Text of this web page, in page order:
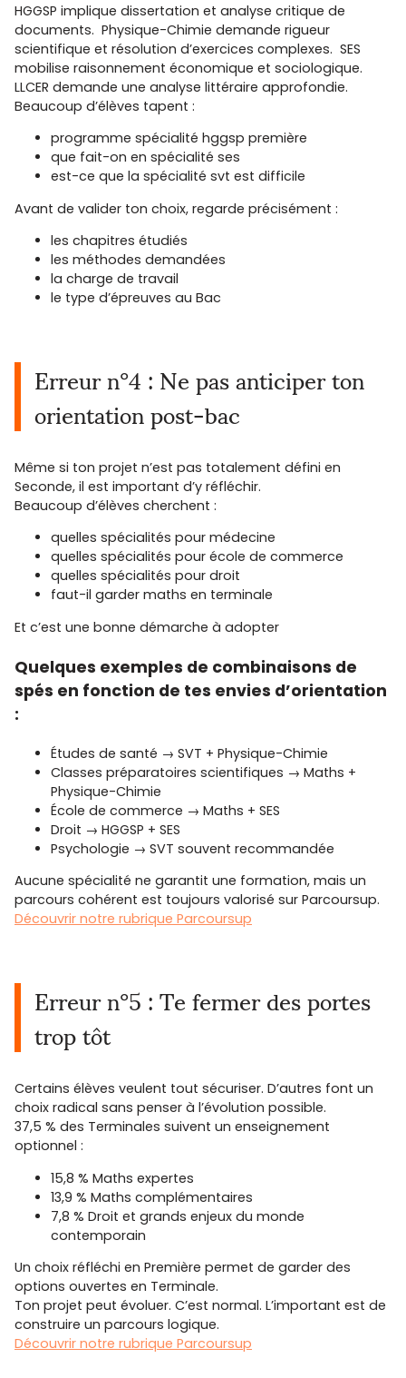
HGGSP implique dissertation et analyse critique de
documents. Physique-Chimie demande rigueur
scientifique et résolution d’exercices complexes. SES
mobilise raisonnement économique et sociologique.
LLCER demande une analyse littéraire approfondie.
Beaucoup d’élèves tapent :
programme spécialité hggsp première
que fait-on en spécialité ses
est-ce que la spécialité svt est difficile
Avant de valider ton choix, regarde précisément :
les chapitres étudiés
les méthodes demandées
la charge de travail
le type d’épreuves au Bac
Erreur n°4 : Ne pas anticiper ton
orientation post-bac
Même si ton projet n’est pas totalement défini en
Seconde, il est important d’y réfléchir.
Beaucoup d’élèves cherchent :
quelles spécialités pour médecine
quelles spécialités pour école de commerce
quelles spécialités pour droit
faut-il garder maths en terminale
Et c’est une bonne démarche à adopter
Quelques exemples de combinaisons de
spés en fonction de tes envies d’orientation
:
Études de santé → SVT + Physique-Chimie
Classes préparatoires scientifiques → Maths +
Physique-Chimie
École de commerce → Maths + SES
Droit → HGGSP + SES
Psychologie → SVT souvent recommandée
Aucune spécialité ne garantit une formation, mais un
parcours cohérent est toujours valorisé sur Parcoursup.
Découvrir notre rubrique Parcoursup
Erreur n°5 : Te fermer des portes
trop tôt
Certains élèves veulent tout sécuriser. D’autres font un
choix radical sans penser à l’évolution possible.
37,5 % des Terminales suivent un enseignement
optionnel :
15,8 % Maths expertes
13,9 % Maths complémentaires
7,8 % Droit et grands enjeux du monde
contemporain
Un choix réfléchi en Première permet de garder des
options ouvertes en Terminale.
Ton projet peut évoluer. C’est normal. L’important est de
construire un parcours logique.
Découvrir notre rubrique Parcoursup